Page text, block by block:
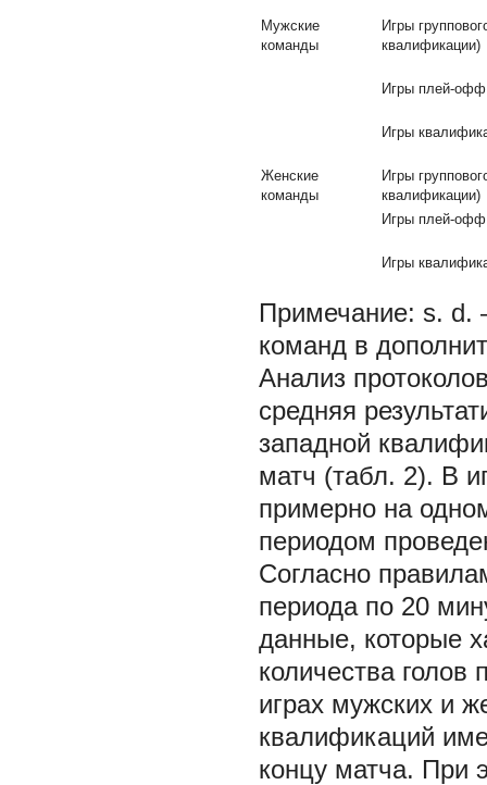
Мужские
команды
Игры
квалификации)
Игры плей-офф
Игры
Женские
команды
Игры
квалификации)
Игры плей-офф
Игры
Примечание: s. d.
команд в
Анализ
средняя
западной
матч (табл. 2). В
примерно на
периодом
Согласно
периода по 20
данные, которые
количества
играх мужских и
квалификаций
концу матча. При